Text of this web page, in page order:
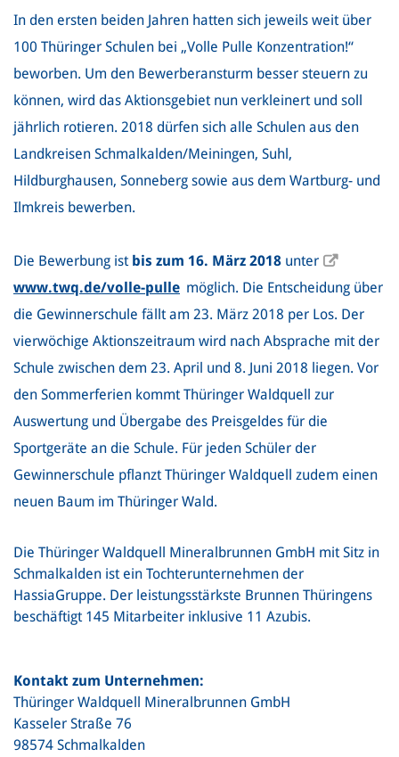
In den ersten beiden Jahren hatten sich jeweils weit über
100 Thüringer Schulen bei „Volle Pulle Konzentration!“
beworben. Um den Bewerberansturm besser steuern zu
können, wird das Aktionsgebiet nun verkleinert und soll
jährlich rotieren. 2018 dürfen sich alle Schulen aus den
Landkreisen Schmalkalden/Meiningen, Suhl,
Hildburghausen, Sonneberg sowie aus dem Wartburg- und
Ilmkreis bewerben.
Die Bewerbung ist bis zum 16. März 2018 unter
www.twq.de/volle-pulle möglich. Die Entscheidung über
die Gewinnerschule fällt am 23. März 2018 per Los. Der
vierwöchige Aktionszeitraum wird nach Absprache mit der
Schule zwischen dem 23. April und 8. Juni 2018 liegen. Vor
den Sommerferien kommt Thüringer Waldquell zur
Auswertung und Übergabe des Preisgeldes für die
Sportgeräte an die Schule. Für jeden Schüler der
Gewinnerschule pflanzt Thüringer Waldquell zudem einen
neuen Baum im Thüringer Wald.
Die Thüringer Waldquell Mineralbrunnen GmbH mit Sitz in
Schmalkalden ist ein Tochterunternehmen der
HassiaGruppe. Der leistungsstärkste Brunnen Thüringens
beschäftigt 145 Mitarbeiter inklusive 11 Azubis.
Kontakt zum Unternehmen:
Thüringer Waldquell Mineralbrunnen GmbH
Kasseler Straße 76
98574 Schmalkalden